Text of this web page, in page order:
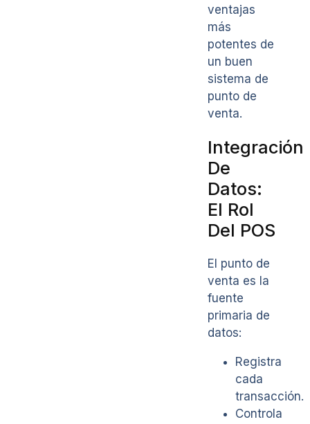
ventajas
más
potentes de
un buen
sistema de
punto de
venta.
Integración
De
Datos:
El Rol
Del POS
El punto de
venta es la
fuente
primaria de
datos:
Registra
cada
transacción.
Controla